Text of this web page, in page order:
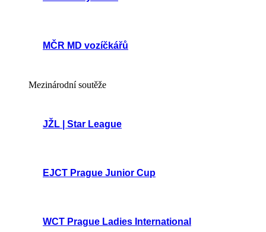
MČR MD vozíčkářů
Mezinárodní soutěže
JŽL | Star League
EJCT Prague Junior Cup
WCT Prague Ladies International